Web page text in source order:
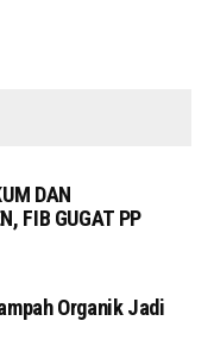
DAN
FIB GUGAT PP
Organik Jadi